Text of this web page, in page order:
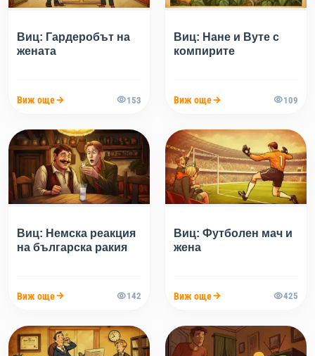
Виц: Гардеробът на
жената
Виж още 153
Виц: Нане и Вуте с
компирите
Виж още 109
Виц: Немска реакция
на българска ракия
Виж още 142
Виц: Футболен мач и
жена
Виж още 425